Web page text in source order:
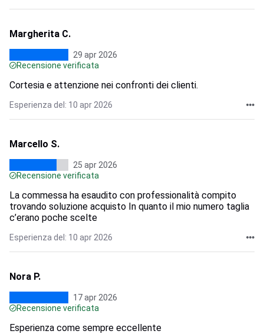
Margherita C.
29 apr 2026
Recensione verificata
Cortesia e attenzione nei confronti dei clienti.
Esperienza del: 10 apr 2026
Marcello S.
25 apr 2026
Recensione verificata
La commessa ha esaudito con professionalità compito
trovando soluzione acquisto In quanto il mio numero taglia
c’erano poche scelte
Esperienza del: 10 apr 2026
Nora P.
17 apr 2026
Recensione verificata
Esperienza come sempre eccellente